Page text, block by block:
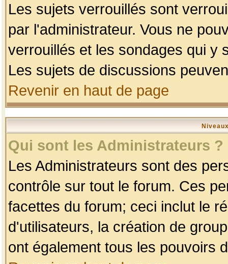
Les sujets verrouillés sont
par l'administrateur. Vous ne
verrouillés et les sondages qui y
Les sujets de discussions
Revenir en haut de page
Qui sont les Administrateurs ?
Les Administrateurs sont des
contrôle sur tout le forum. Ces
facettes du forum; ceci inclut le
d'utilisateurs, la création de
ont également tous les pouvoirs